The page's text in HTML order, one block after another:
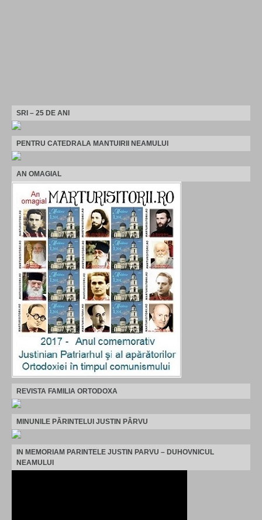
SRI – 25 DE ANI
PENTRU CATEDRALA MANTUIRII NEAMULUI
AN OMAGIAL
REVISTA FAMILIA ORTODOXA
MINUNILE PĂRINTELUI JUSTIN PÂRVU
IN MEMORIAM PARINTELE JUSTIN PARVU – DUHOVNICUL
NEAMULUI